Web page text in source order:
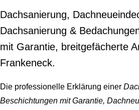
Dachsanierung,
Dachsanierung &
mit Garantie, breitgefächerte
Frankeneck.
Die professionelle Erklärung einer
Beschichtungen mit Garantie,